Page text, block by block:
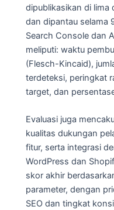
dipublikasikan di lima
dan dipantau selama
Search Console dan
meliputi: waktu
(Flesch-Kincaid),
terdeteksi, peringkat
target, dan
Evaluasi juga
kualitas dukungan
fitur, serta integrasi
WordPress dan
skor akhir
parameter, dengan
SEO dan tingkat